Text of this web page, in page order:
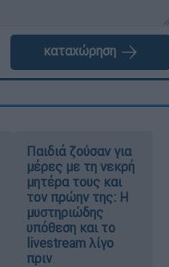
καταχώρηση
Παιδιά ζούσαν για
μέρες με τη νεκρή
μητέρα τους και
τον πρώην της: Η
μυστηριώδης
υπόθεση και το
livestream λίγο
πριν